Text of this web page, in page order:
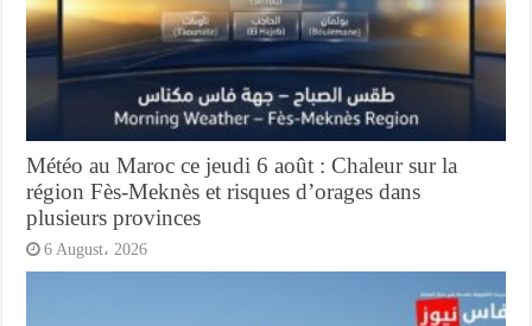
Météo au Maroc ce jeudi 6 août : Chaleur sur la
région Fès-Meknès et risques d’orages dans
plusieurs provinces
6 August، 2026